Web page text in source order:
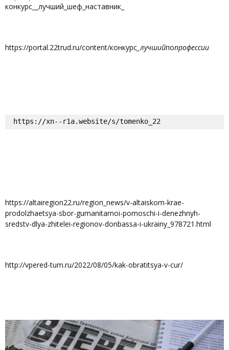
конкурс__лучший_шеф_наставник_
https://portal.22trud.ru/content/конкурс _лучшийпопрофессии
https://xn--r1a.website/s/tomenko_22
https://altairegion22.ru/region_news/v-altaiskom-krae-
prodolzhaetsya-sbor-gumanitarnoi-pomoschi-i-denezhnyh-
sredstv-dlya-zhitelei-regionov-donbassa-i-ukrainy_978721.html
http://vpered-tum.ru/2022/08/05/kak-obratitsya-v-cur/